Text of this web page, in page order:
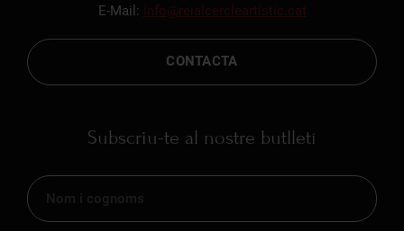
E-Mail: info@reialcercleartistic.cat
CONTACTA
Subscriu-te al nostre butlletí